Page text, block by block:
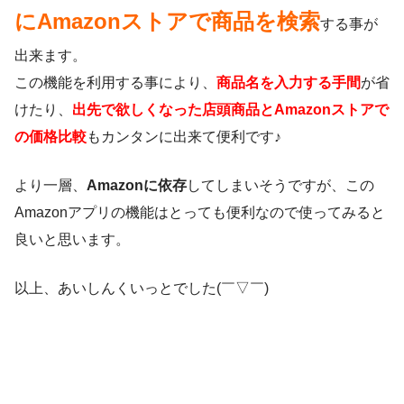
にAmazonストアで商品を検索する事が
出来ます。
この機能を利用する事により、 商品名を入力する手間が省
けたり、 出先で欲しくなった店頭商品とAmazonストアで
の価格比較もカンタンに出来て便利です♪
より一層、 Amazonに依存してしまいそうですが、この
Amazonアプリの機能はとっても便利なので使ってみると
良いと思います。
以上、あいしんくいっとでした(￣▽￣)